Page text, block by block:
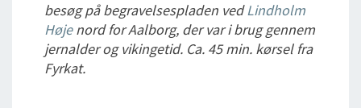
besøg på begravelsespladen vedLindholm
Højenord for Aalborg, der var i brug gennem
jernalder og vikingetid. Ca. 45 min. kørsel fra
Fyrkat.